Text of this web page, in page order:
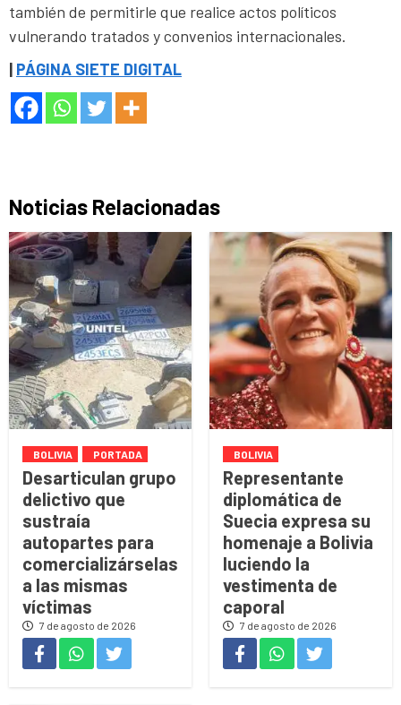
también de permitirle que realice actos políticos
vulnerando tratados y convenios internacionales.
| PÁGINA SIETE DIGITAL
Noticias Relacionadas
BOLIVIA PORTADA
Desarticulan grupo
delictivo que
sustraía
autopartes para
comercializárselas
a las mismas
víctimas
7 de agosto de 2026
BOLIVIA
Representante
diplomática de
Suecia expresa su
homenaje a Bolivia
luciendo la
vestimenta de
caporal
7 de agosto de 2026